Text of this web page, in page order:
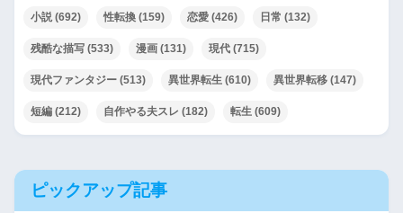
小説(692) 性転換 (159) 恋愛 (426) 日常 (132)
残酷な描写 (533) 漫画 (131) 現代 (715)
現代ファンタジー (513) 異世界転生 (610) 異世界転移 (147)
短編 (212) 自作やる夫スレ (182) 転生 (609)
ピックアップ記事